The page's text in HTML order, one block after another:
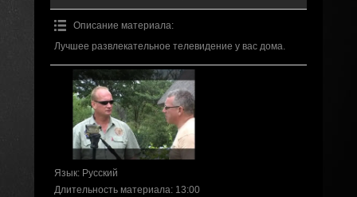
Описание материала:
Лучшее развлекательное телевидение у вас дома.
Язык: Русский
Длительность материала: 13:00